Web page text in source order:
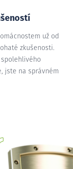
už od
zkušenosti.
jste na správném